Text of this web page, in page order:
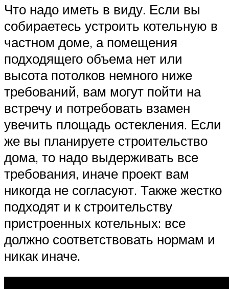
Что надо иметь в виду. Если вы
собираетесь устроить котельную в
частном доме, а помещения
подходящего объема нет или
высота потолков немного ниже
требований, вам могут пойти на
встречу и потребовать взамен
увечить площадь остекления. Если
же вы планируете строительство
дома, то надо выдерживать все
требования, иначе проект вам
никогда не согласуют. Также жестко
подходят и к строительству
пристроенных котельных: все
должно соответствовать нормам и
никак иначе.